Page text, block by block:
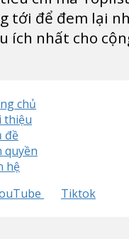
tới để đem lại
ích nhất cho
chủ
thiệu
đề
quyền
hệ
Tiktok